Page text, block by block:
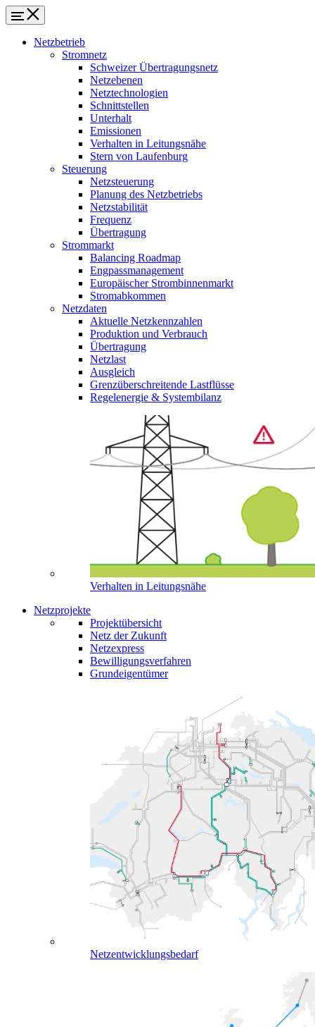
Netzbetrieb
Stromnetz
Schweizer Übertragungsnetz
Netzebenen
Netztechnologien
Schnittstellen
Unterhalt
Emissionen
Verhalten in Leitungsnähe
Stern von Laufenburg
Steuerung
Netzsteuerung
Planung des Netzbetriebs
Netzstabilität
Frequenz
Übertragung
Strommarkt
Balancing Roadmap
Engpassmanagement
Europäischer Strombinnenmarkt
Stromabkommen
Netzdaten
Aktuelle Netzkennzahlen
Produktion und Verbrauch
Übertragung
Netzlast
Ausgleich
Grenzüberschreitende Lastflüsse
Regelenergie & Systembilanz
Verhalten in Leitungsnähe
Netzprojekte
Projektübersicht
Netz der Zukunft
Netzexpress
Bewilligungsverfahren
Grundeigentümer
Netzentwicklungsbedarf